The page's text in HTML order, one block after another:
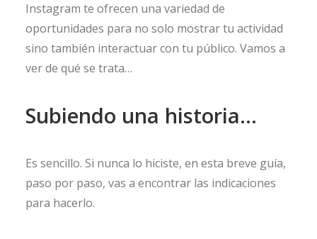
Instagram te ofrecen una variedad de
oportunidades para no solo mostrar tu actividad
sino también interactuar con tu público. Vamos a
ver de qué se trata…
Subiendo una historia...
Es sencillo. Si nunca lo hiciste, en esta breve guía,
paso por paso, vas a encontrar las indicaciones
para hacerlo.